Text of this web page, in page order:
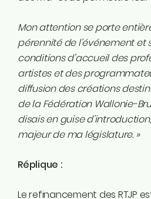
Mon attention se porte
pérennité de l’événement et
conditions d’accueil des
artistes et des
diffusion des créations
de la Fédération Wallonie-
disais en guise
majeur de ma législature. »
Réplique :
Le refinancement des RTJP